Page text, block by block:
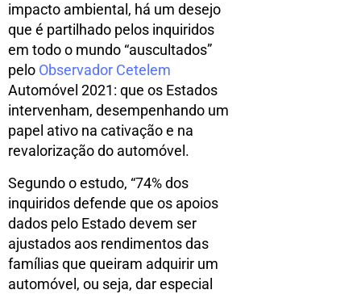
impacto ambiental, há um desejo
que é partilhado pelos inquiridos
em todo o mundo “auscultados”
pelo Observador Cetelem
Automóvel 2021: que os Estados
intervenham, desempenhando um
papel ativo na cativação e na
revalorização do automóvel.
Segundo o estudo, “74% dos
inquiridos defende que os apoios
dados pelo Estado devem ser
ajustados aos rendimentos das
famílias que queiram adquirir um
automóvel, ou seja, dar especial